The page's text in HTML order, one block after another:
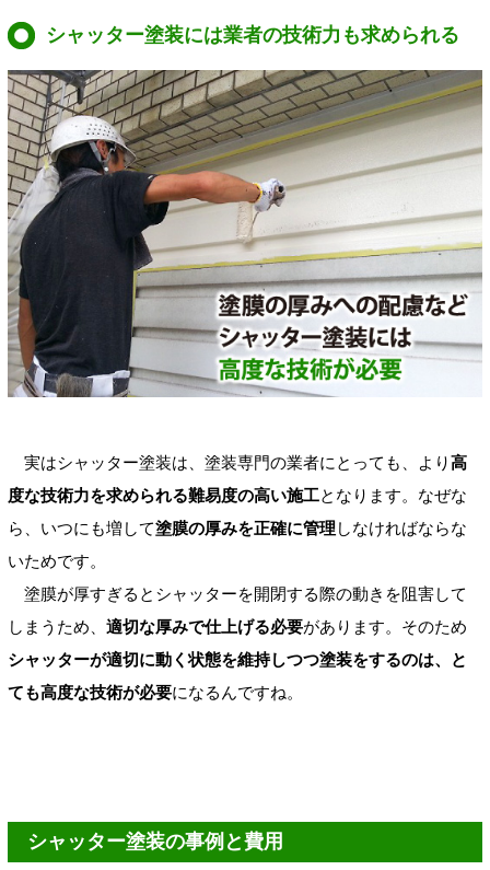
シャッター塗装には業者の技術力も求められる
実はシャッター塗装は、塗装専門の業者にとっても、より高
度な技術力を求められる難易度の高い施工となります。なぜな
ら、いつにも増して塗膜の厚みを正確に管理しなければならな
いためです。
塗膜が厚すぎるとシャッターを開閉する際の動きを阻害して
しまうため、 適切な厚みで仕上げる必要があります。 そのため
シャッターが適切に動く状態を維持しつつ塗装をするのは、と
ても高度な技術が必要になるんですね。
シャッター塗装の事例と費用